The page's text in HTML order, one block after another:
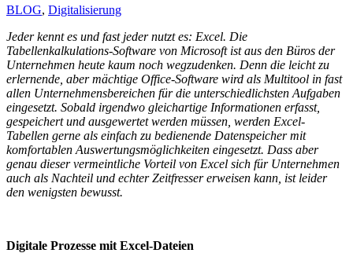
BLOG, Digitalisierung
Jeder kennt es und fast jeder nutzt es: Excel. Die
Tabellenkalkulations-Software von Microsoft ist aus den Büros der
Unternehmen heute kaum noch wegzudenken. Denn die leicht zu
erlernende, aber mächtige Office-Software wird als Multitool in fast
allen Unternehmensbereichen für die unterschiedlichsten Aufgaben
eingesetzt. Sobald irgendwo gleichartige Informationen erfasst,
gespeichert und ausgewertet werden müssen, werden Excel-
Tabellen gerne als einfach zu bedienende Datenspeicher mit
komfortablen Auswertungsmöglichkeiten eingesetzt. Dass aber
genau dieser vermeintliche Vorteil von Excel sich für Unternehmen
auch als Nachteil und echter Zeitfresser erweisen kann, ist leider
den wenigsten bewusst.
Digitale Prozesse mit Excel-Dateien